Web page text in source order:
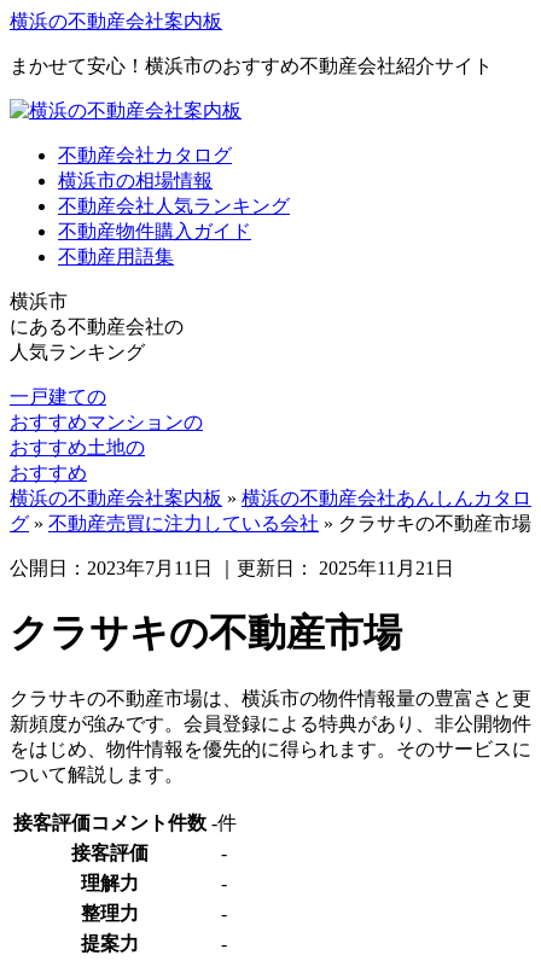
横浜の不動産会社案内板
まかせて安心！横浜市のおすすめ不動産会社紹介サイト
不動産会社カタログ
横浜市の相場情報
不動産会社人気ランキング
不動産物件購入ガイド
不動産用語集
横浜市
にある不動産会社の
人気ランキング
一戸建ての
おすすめマンションの
おすすめ土地の
おすすめ
横浜の不動産会社案内板 » 横浜の不動産会社あんしんカタロ
グ » 不動産売買に注力している会社 » クラサキの不動産市場
公開日： 2023年7月11日 ｜更新日： 2025年11月21日
クラサキの不動産市場
クラサキの不動産市場は、横浜市の物件情報量の豊富さと更
新頻度が強みです。会員登録による特典があり、非公開物件
をはじめ、物件情報を優先的に得られます。そのサービスに
ついて解説します。
接客評価コメント件数 -件
接客評価
-
理解力
-
整理力
-
提案力
-